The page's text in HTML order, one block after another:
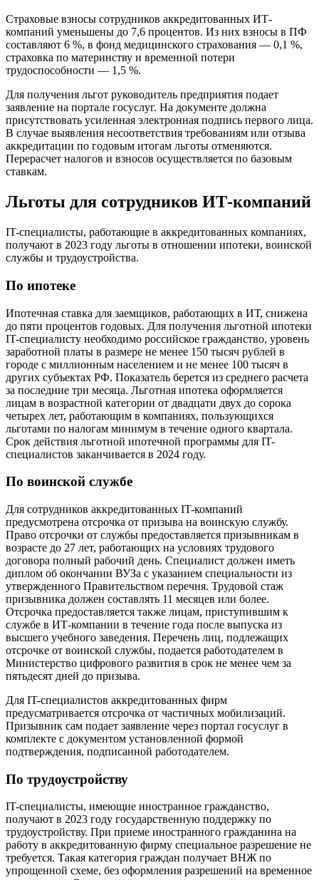
Страховые взносы сотрудников аккредитованных ИТ-
компаний уменьшены до 7,6 процентов. Из них взносы в ПФ
составляют 6 %, в фонд медицинского страхования — 0,1 %,
страховка по материнству и временной потери
трудоспособности — 1,5 %.
Для получения льгот руководитель предприятия подает
заявление на портале госуслуг. На документе должна
присутствовать усиленная электронная подпись первого лица.
В случае выявления несоответствия требованиям или отзыва
аккредитации по годовым итогам льготы отменяются.
Перерасчет налогов и взносов осуществляется по базовым
ставкам.
Льготы для сотрудников ИТ-компаний
IT-специалисты, работающие в аккредитованных компаниях,
получают в 2023 году льготы в отношении ипотеки, воинской
службы и трудоустройства.
По ипотеке
Ипотечная ставка для заемщиков, работающих в ИТ, снижена
до пяти процентов годовых. Для получения льготной ипотеки
IT-специалисту необходимо российское гражданство, уровень
заработной платы в размере не менее 150 тысяч рублей в
городе с миллионным населением и не менее 100 тысяч в
других субъектах РФ. Показатель берется из среднего расчета
за последние три месяца. Льготная ипотека оформляется
лицам в возрастной категории от двадцати двух до сорока
четырех лет, работающим в компаниях, пользующихся
льготами по налогам минимум в течение одного квартала.
Срок действия льготной ипотечной программы для IT-
специалистов заканчивается в 2024 году.
По воинской службе
Для сотрудников аккредитованных IT-компаний
предусмотрена отсрочка от призыва на воинскую службу.
Право отсрочки от службы предоставляется призывникам в
возрасте до 27 лет, работающих на условиях трудового
договора полный рабочий день. Специалист должен иметь
диплом об окончании ВУЗа с указанием специальности из
утвержденного Правительством перечня. Трудовой стаж
призывника должен составлять 11 месяцев или более.
Отсрочка предоставляется также лицам, приступившим к
службе в ИТ-компании в течение года после выпуска из
высшего учебного заведения. Перечень лиц, подлежащих
отсрочке от воинской службы, подается работодателем в
Министерство цифрового развития в срок не менее чем за
пятьдесят дней до призыва.
Для IT-специалистов аккредитованных фирм
предусматривается отсрочка от частичных мобилизаций.
Призывник сам подает заявление через портал госуслуг в
комплекте с документом установленной формой
подтверждения, подписанной работодателем.
По трудоустройству
IT-специалисты, имеющие иностранное гражданство,
получают в 2023 году государственную поддержку по
трудоустройству. При приеме иностранного гражданина на
работу в аккредитованную фирму специальное разрешение не
требуется. Такая категория граждан получает ВНЖ по
упрощенной схеме, без оформления разрешений на временное